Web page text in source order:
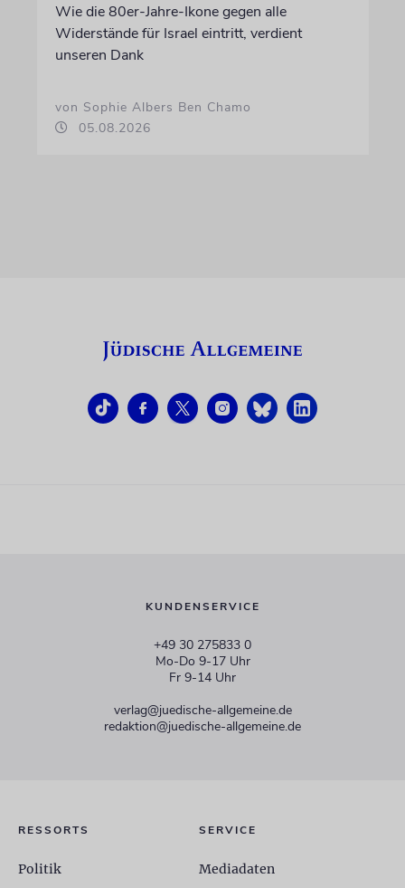
Wie die 80er-Jahre-Ikone gegen alle
Widerstände für Israel eintritt, verdient
unseren Dank
von Sophie Albers Ben Chamo
05.08.2026
KUNDENSERVICE
+49 30 275833 0
Mo-Do 9-17 Uhr
Fr 9-14 Uhr
verlag@juedische-allgemeine.de
redaktion@juedische-allgemeine.de
RESSORTS
Politik
SERVICE
Mediadaten